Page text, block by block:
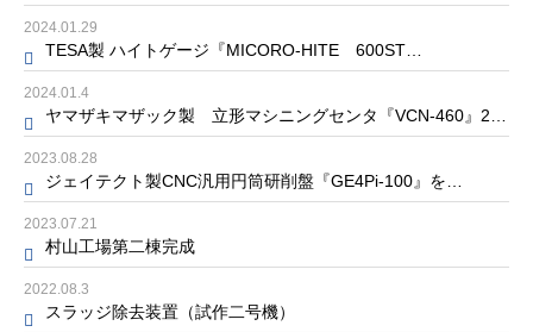
2024.01.29
TESA製 ハイトゲージ『MICORO-HITE 600ST…
2024.01.4
ヤマザキマザック製 立形マシニングセンタ『VCN-460』2…
2023.08.28
ジェイテクト製CNC汎用円筒研削盤『GE4Pi-100』を…
2023.07.21
村山工場第二棟完成
2022.08.3
スラッジ除去装置（試作二号機）